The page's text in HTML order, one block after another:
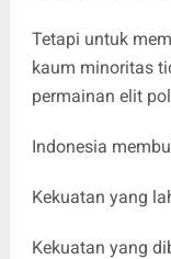
Tetapi untuk
kaum minoritas
permainan elit
Indonesia
Kekuatan yang
Kekuatan yang